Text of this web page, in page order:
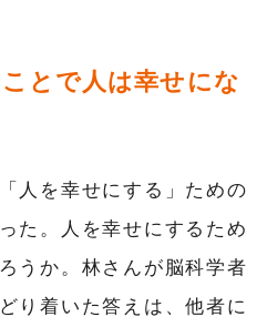
とで人は幸せにな
人を幸せにする」ための
た。人を幸せにするため
うか。林さんが脳科学者
り着いた答えは、他者に